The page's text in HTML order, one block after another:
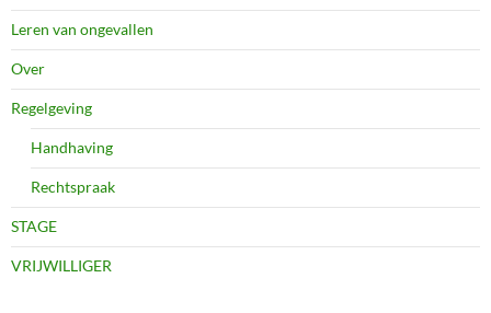
Leren van ongevallen
Over
Regelgeving
Handhaving
Rechtspraak
STAGE
VRIJWILLIGER